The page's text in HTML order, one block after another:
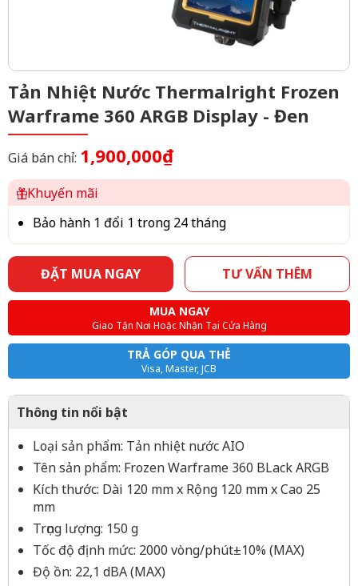
Tản Nhiệt Nước Thermalright Frozen
Warframe 360 ARGB Display - Đen
Giá bán chỉ: 1,900,000₫
Khuyến mãi
Bảo hành 1 đổi 1 trong 24 tháng
ĐẶT MUA NGAY TƯ VẤN THÊM
MUA NGAY
Giao Tận Nơi Hoặc Nhận Tại Cửa Hàng
TRẢ GÓP QUA THẺ
Visa, Master, JCB
Thông tin nổi bật
Loại sản phẩm: Tản nhiệt nước AIO
Tên sản phẩm: Frozen Warframe 360 BLack ARGB
Kích thước: Dài 120 mm x Rộng 120 mm x Cao 25 ​​
mm
Trọng lượng: 150 g
Tốc độ định mức: 2000 vòng/phút±10% (MAX)
Độ ồn: 22,1 dBA (MAX)